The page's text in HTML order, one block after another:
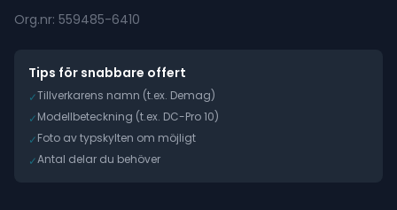
Org.nr: 559485-6410
Tips för snabbare offert
✓Tillverkarens namn (t.ex. Demag)
✓Modellbeteckning (t.ex. DC-Pro 10)
✓Foto av typskylten om möjligt
✓Antal delar du behöver